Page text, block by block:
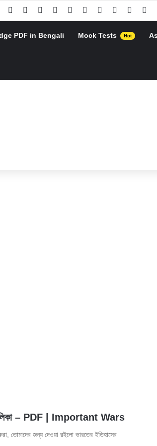
Facebook PinterestYouTubeInstagramGoogle Play
TelegramWhatsApp
RSS
PDF in Bengali Mock Tests Hot
– PDF | Important Wars
তোমাদের জন্য দেওয়া রইলো ভারতের ইতিহাসের